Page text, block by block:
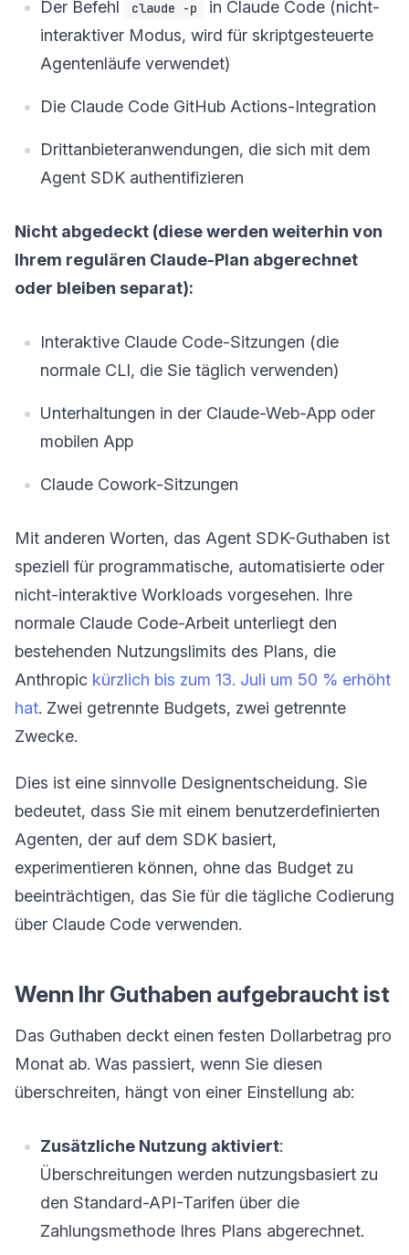
Der Befehl claude -p
in Claude Code (nicht-
interaktiver Modus, wird für skriptgesteuerte
Agentenläufe verwendet)
Die Claude Code GitHub Actions-Integration
Drittanbieteranwendungen, die sich mit dem
Agent SDK authentifizieren
Nicht abgedeckt (diese werden weiterhin von
Ihrem regulären Claude-Plan abgerechnet
oder bleiben separat):
Interaktive Claude Code-Sitzungen (die
normale CLI, die Sie täglich verwenden)
Unterhaltungen in der Claude-Web-App oder
mobilen App
Claude Cowork-Sitzungen
Mit anderen Worten, das Agent SDK-Guthaben ist
speziell für programmatische, automatisierte oder
nicht-interaktive Workloads vorgesehen. Ihre
normale Claude Code-Arbeit unterliegt den
bestehenden Nutzungslimits des Plans, die
Anthropic kürzlich bis zum 13. Juli um 50 % erhöht
hat. Zwei getrennte Budgets, zwei getrennte
Zwecke.
Dies ist eine sinnvolle Designentscheidung. Sie
bedeutet, dass Sie mit einem benutzerdefinierten
Agenten, der auf dem SDK basiert,
experimentieren können, ohne das Budget zu
beeinträchtigen, das Sie für die tägliche Codierung
über Claude Code verwenden.
Wenn Ihr Guthaben aufgebraucht ist
Das Guthaben deckt einen festen Dollarbetrag pro
Monat ab. Was passiert, wenn Sie diesen
überschreiten, hängt von einer Einstellung ab:
Zusätzliche Nutzung aktiviert:
Überschreitungen werden nutzungsbasiert zu
den Standard-API-Tarifen über die
Zahlungsmethode Ihres Plans abgerechnet.